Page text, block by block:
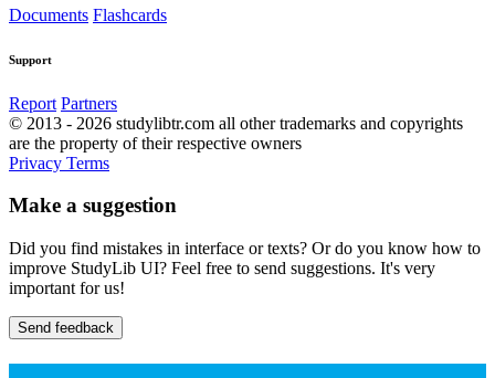
Documents Flashcards
Support
Report Partners
© 2013 - 2026 studylibtr.com all other trademarks and copyrights
are the property of their respective owners
Privacy Terms
Make a suggestion
Did you find mistakes in interface or texts? Or do you know how to
improve StudyLib UI? Feel free to send suggestions. It's very
important for us!
Send feedback